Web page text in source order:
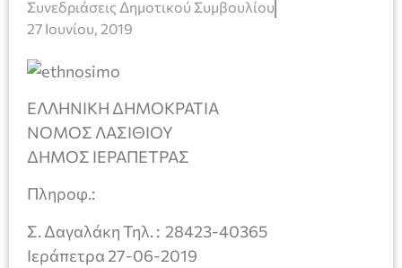
Συνεδριάσεις Δημοτικού Συμβουλίου
27 Ιουνίου, 2019
ΕΛΛΗΝΙΚΗ ΔΗΜΟΚΡΑΤΙΑ
ΝΟΜΟΣ ΛΑΣΙΘΙΟΥ
ΔΗΜΟΣ ΙΕΡΑΠΕΤΡΑΣ
Πληροφ.:
Σ. Δαγαλάκη Τηλ. : 28423-40365
Ιεράπετρα 27-06-2019